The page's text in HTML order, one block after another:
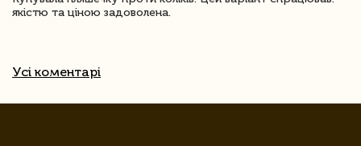
якістю та ціною задоволена.
Усі коментарі